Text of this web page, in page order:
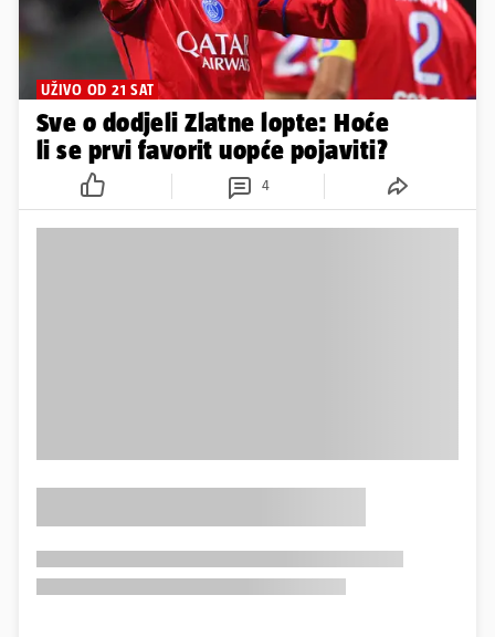
UŽIVO OD 21 SAT
Sve o dodjeli Zlatne lopte: Hoće
li se prvi favorit uopće pojaviti?
4